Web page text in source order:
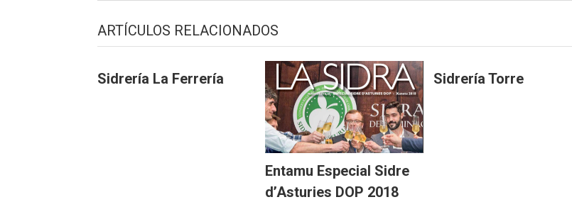
ARTÍCULOS RELACIONADOS
Sidrería La Ferrería
Entamu Especial Sidre
d’Asturies DOP 2018
Sidrería Torre